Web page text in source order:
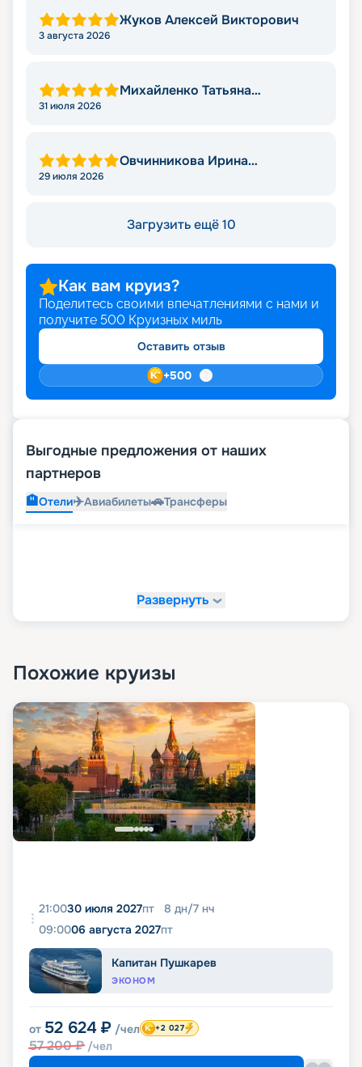
Жуков Алексей Викторович
3 августа 2026
Михайленко Татьяна
31 июля 2026
Овчинникова Ирина
29 июля 2026
Загрузить ещё 10
Как вам круиз?
Поделитесь своими впечатлениями с нами и
получите 500 Круизных миль
Оставить отзыв
+500
Выгодные предложения от наших
партнеров
🏨Отели✈️Авиабилеты🚗Трансферы
Развернуть
Похожие круизы
21:0030 июля 2027пт 8 дн/7 нч
09:0006 августа 2027пт
Капитан Пушкарев
ЭКОНОМ
от 52 624 ₽ /чел
57 200₽ /чел
+2 027